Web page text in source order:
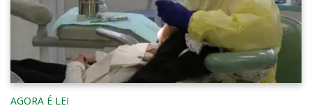
Primeiro-secretário da Mesa Diretora da Casa
para o biênio 2019/20 e reeleito para o
próximo biênio 2021/22.
AGORA É LEI